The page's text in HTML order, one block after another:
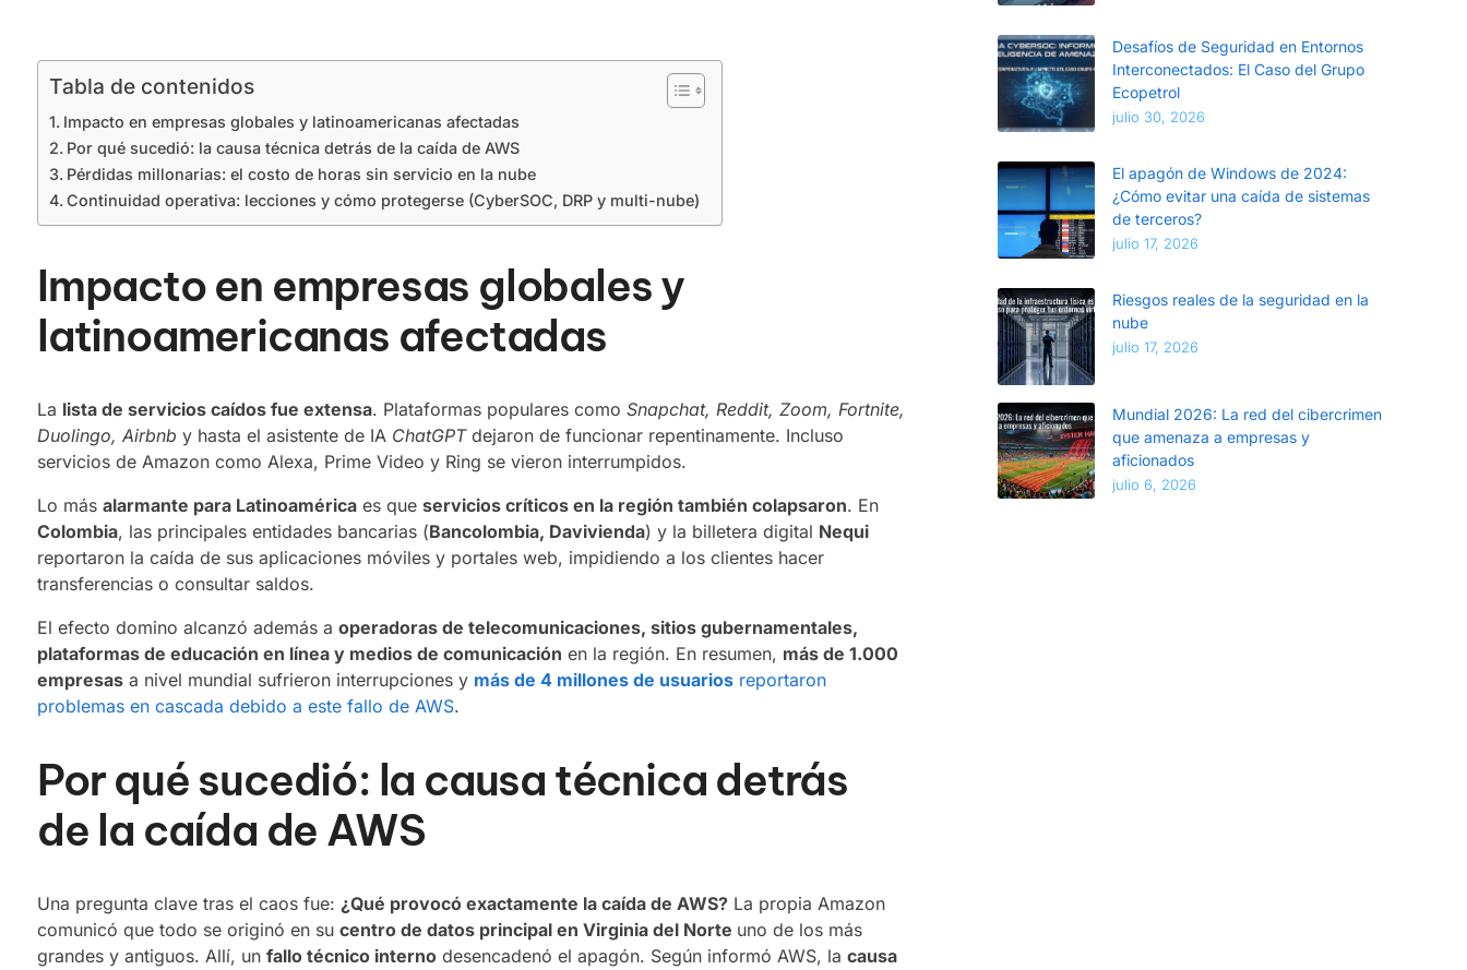
Tabla de contenidos
Impacto en empresas globales y latinoamericanas afectadas
Por qué sucedió: la causa técnica detrás de la caída de AWS
Pérdidas millonarias: el costo de horas sin servicio en la nube
Continuidad operativa: lecciones y cómo protegerse (CyberSOC, DRP y multi-nube)
Impacto en empresas globales y
latinoamericanas afectadas
La lista de servicios caídos fue extensa. Plataformas populares como Snapchat, Reddit, Zoom, Fortnite,
Duolingo, Airbnb y hasta el asistente de IA ChatGPTdejaron de funcionar repentinamente. Incluso
servicios de Amazon como Alexa, Prime Video y Ring se vieron interrumpidos.
Lo más alarmante para Latinoamérica es que servicios críticos en la región también colapsaron. En
Colombia, las principales entidades bancarias (Bancolombia, Davivienda) y la billetera digital Nequi
reportaron la caída de sus aplicaciones móviles y portales web, impidiendo a los clientes hacer
transferencias o consultar saldos.
El efecto domino alcanzó además a operadoras de telecomunicaciones, sitios gubernamentales,
plataformas de educación en línea y medios de comunicación en la región. En resumen, más de 1.000
empresas a nivel mundial sufrieron interrupciones y más de 4 millones de usuarios reportaron
problemas en cascada debido a este fallo de AWS.
Por qué sucedió: la causa técnica detrás
de la caída de AWS
Una pregunta clave tras el caos fue: ¿Qué provocó exactamente la caída de AWS? La propia Amazon
comunicó que todo se originó en su centro de datos principal en Virginia del Norte uno de los más
grandes y antiguos. Allí, un fallo técnico interno desencadenó el apagón. Según informó AWS, la causa
Desafíos de Seguridad en Entornos
Interconectados: El Caso del Grupo
Ecopetrol
julio 30, 2026
El apagón de Windows de 2024:
¿Cómo evitar una caída de sistemas
de terceros?
julio 17, 2026
Riesgos reales de la seguridad en la
nube
julio 17, 2026
Mundial 2026: La red del cibercrimen
que amenaza a empresas y
aficionados
julio 6, 2026